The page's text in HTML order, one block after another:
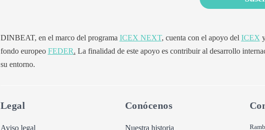
DINBEAT, en el marco del programa ICEX NEXT, cuenta con el apoyo del ICEX
fondo europeo FEDER. La finalidad de este apoyo es contribuir al desarrollo
su entorno.
Legal
Aviso legal
Conócenos
Nuestra historia